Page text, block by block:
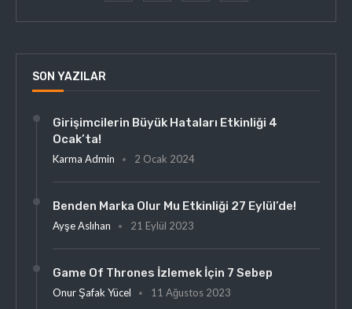
SON YAZILAR
Girişimcilerin Büyük Hataları Etkinliği 4
Ocak’ta!
Karma Admin 2 Ocak 2024
Benden Marka Olur Mu Etkinliği 27 Eylül’de!
Ayşe Aslıhan 21 Eylül 2023
Game Of Thrones İzlemek İçin 7 Sebep
Onur Şafak Yücel 11 Ağustos 2023